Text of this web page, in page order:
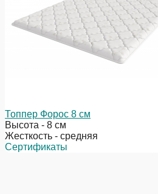
Топпер Форос 8 см
Высота - 8 см
Жесткость - средняя
Сертификаты